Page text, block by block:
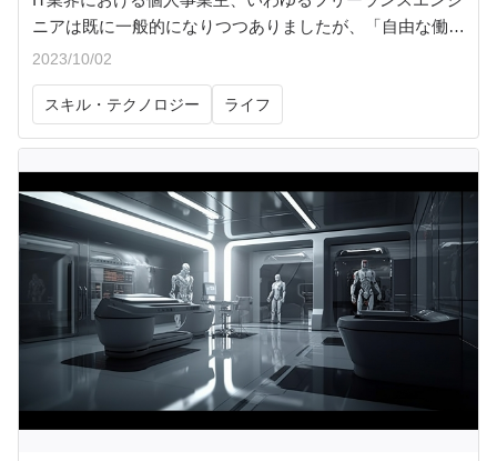
ニアは既に一般的になりつつありましたが、「自由な働き
方」「やりたい仕事を選べる」といったイメージがポジテ
急拡大しました。
2023/10/02
スキル・テクノロジー ライフ